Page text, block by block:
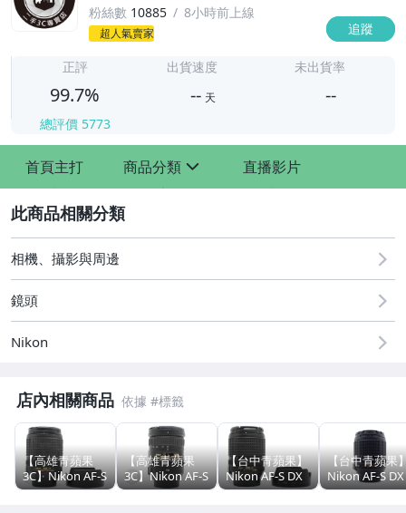
粉絲數 10885 8小時前上線
超人氣賣家 追蹤
-
正評
99.7%
總評價 5773
出貨速度
-- 天
未出貨率
--
首頁主打 商品分類
【APPLE】二手iPhone Air
直播影片
相機、攝影與周邊
鏡頭
Nikon
店內相關商品
【高雄青蘋果
3C】Nikon AF-S
DX 18-140mm
【高雄青蘋果
3C】Nikon AF-S
DX 18-200mm
【台中青蘋果】
Nikon AF-S DX
18-140MM F3.5-
【台中青蘋果
Nikon AF-S DX
18-105mm